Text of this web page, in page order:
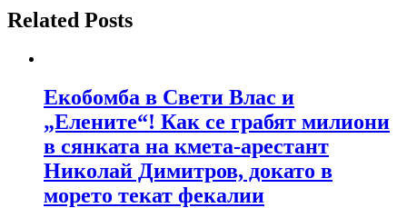
Related Posts
Екобомба в Свети Влас и
„Елените“! Как се грабят милиони
в сянката на кмета-арестант
Николай Димитров, докато в
морето текат фекалии